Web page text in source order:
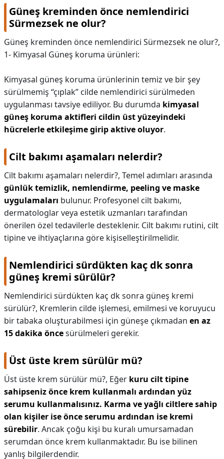
Güneş kreminden önce nemlendirici
Sürmezsek ne olur?
Güneş kreminden önce nemlendirici Sürmezsek ne olur?,
1- Kimyasal Güneş koruma ürünleri:
Kimyasal güneş koruma ürünlerinin temiz ve bir şey
sürülmemiş “çıplak” cilde nemlendirici sürülmeden
uygulanması tavsiye ediliyor. Bu durumda kimyasal
güneş koruma aktifleri cildin üst yüzeyindeki
hücrelerle etkileşime girip aktive oluyor.
Cilt bakımı aşamaları nelerdir?
Cilt bakımı aşamaları nelerdir?, Temel adımları arasında
günlük temizlik, nemlendirme, peeling ve maske
uygulamaları bulunur. Profesyonel cilt bakımı,
dermatologlar veya estetik uzmanları tarafından
önerilen özel tedavilerle desteklenir. Cilt bakımı rutini, cilt
tipine ve ihtiyaçlarına göre kişiselleştirilmelidir.
Nemlendirici sürdükten kaç dk sonra
güneş kremi sürülür?
Nemlendirici sürdükten kaç dk sonra güneş kremi
sürülür?, Kremlerin cilde işlemesi, emilmesi ve koruyucu
bir tabaka oluşturabilmesi için güneşe çıkmadan en az
15 dakika öncesürülmeleri gerekir.
Üst üste krem sürülür mü?
Üst üste krem sürülür mü?, Eğer kuru cilt tipine
sahipseniz önce krem kullanmalı ardından yüz
serumu kullanmalısınız. Karma ve yağlı ciltlere sahip
olan kişiler ise önce serumu ardından ise kremi
sürebilir. Ancak çoğu kişi bu kuralı umursamadan
serumdan önce krem kullanmaktadır. Bu ise bilinen
yanlış bilgilerdendir.